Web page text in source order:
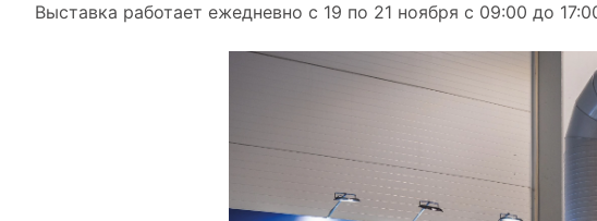
Выставка работает ежедневно с 19 по 21 ноября с 09:00 до